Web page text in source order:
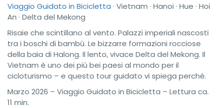
Viaggio Guidato in Bicicletta · Vietnam · Hanoi · Hue · Hoi
An · Delta del Mekong
Risaie che scintillano al vento. Palazzi imperiali nascosti
tra i boschi di bambù. Le bizzarre formazioni rocciose
della baia di Halong. Il lento, vivace Delta del Mekong. Il
Vietnam è uno dei più bei paesi al mondo per il
cicloturismo – e questo tour guidato vi spiega perché.
Marzo 2026 – Viaggio Guidato in Bicicletta – Lettura ca.
11 min.